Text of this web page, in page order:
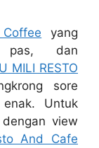
yang
pas, dan
MILI RESTO
sore
Untuk
view
And Cafe